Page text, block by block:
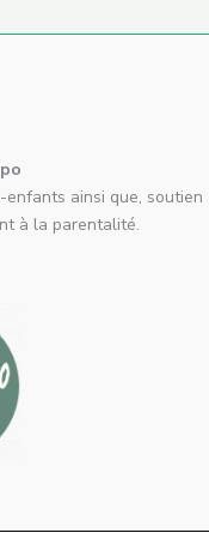
ainsi que, soutien
à la parentalité.